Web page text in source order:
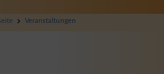
Veranstaltungen